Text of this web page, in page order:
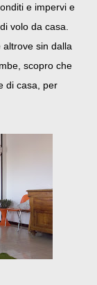
e impervi e
volo da casa.
sin dalla
scopro che
di casa, per